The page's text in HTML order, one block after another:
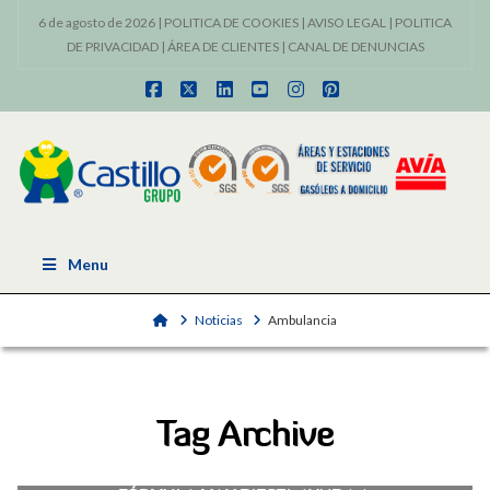
6 de agosto de 2026 | POLITICA DE COOKIES | AVISO LEGAL | POLITICA
DE PRIVACIDAD| ÁREA DE CLIENTES| CANAL DE DENUNCIAS
Facebook
X LinkedInYouTubeInstagram
Pinterest
Menu
HomeNoticias Ambulancia
Tag Archive